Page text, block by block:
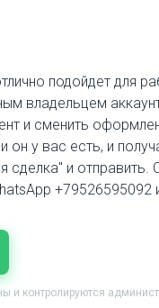
подойдет для
владельцем
и сменить
он у вас есть, и
сделка" и
+79526595092
и контролируются